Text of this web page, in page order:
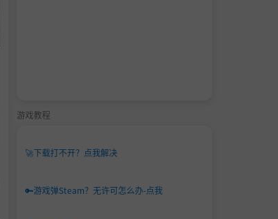
游戏教程
🚀下载打不开？点我解决
🔑游戏弹Steam？无许可怎么办-点我